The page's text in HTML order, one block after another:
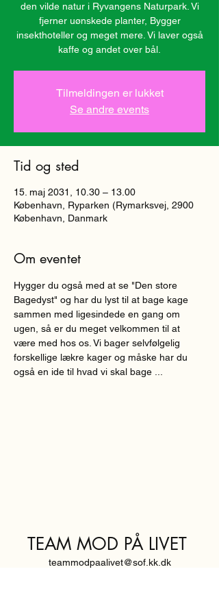
den vilde natur i Ryvangens Naturpark. Vi
fjerner uønskede planter, Bygger
insekthoteller og meget mere. Vi laver også
kaffe og andet over bål.
Tilmeldingen er lukket
Se andre events
Tid og sted
15. maj 2031, 10.30 – 13.00
København, Ryparken (Rymarksvej, 2900
København, Danmark
Om eventet
Hygger du også med at se "Den store
Bagedyst" og har du lyst til at bage kage
sammen med ligesindede en gang om
ugen, så er du meget velkommen til at
være med hos os. Vi bager selvfølgelig
forskellige lækre kager og måske har du
også en ide til hvad vi skal bage ...
TEAM MOD PÅ LIVET
teammodpaalivet@sof.kk.dk